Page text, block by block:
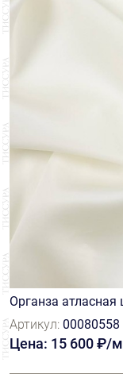
Органза атласная
Артикул: 00080558
Цена: 15 600 ₽/м